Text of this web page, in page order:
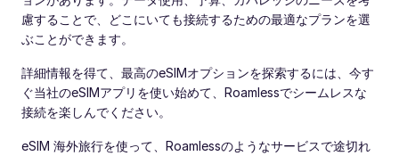
慮することで、どこにいても接続するための最適なプランを選
ぶことができます。
詳細情報を得て、最高のeSIMオプションを探索するには、今す
ぐ当社のeSIMアプリを使い始めて、Roamlessでシームレスな
接続を楽しんでください。
eSIM 海外旅行を使って、Roamlessのようなサービスで途切れ